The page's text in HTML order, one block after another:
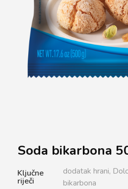
Soda bikarbona
Ključne
riječi
dodatak hrani,
bikarbona